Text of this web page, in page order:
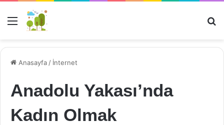
Menü
Anasayfa / İnternet
Anadolu Yakası’nda
Kadın Olmak